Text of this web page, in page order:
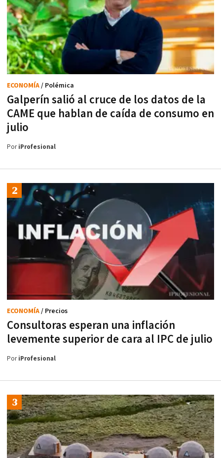
Galperín salió al cruce de los datos de la
CAME que hablan de caída de consumo en
julio
ECONOMÍA/ Polémica
PoriProfesional
Consultoras esperan una inflación
levemente superior de cara al IPC de julio
ECONOMÍA/ Precios
PoriProfesional